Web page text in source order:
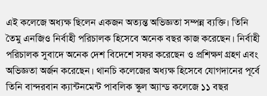
এই কলেজে অধ্যক্ষ ছিলেন একজন অত্যন্ত অভিজ্ঞতা সম্পন্ন ব্যক্তি। তিনি
তৈমু এনজিও নির্বাহী পরিচালক হিসেবে অনেক বছর কাজ করেছেন। নির্বাহী
পরিচালক সুবাদে অনেক দেশ বিদেশে সফর করেছেন ও প্রশিক্ষণ গ্রহণ এবং
অভিজ্ঞতা অর্জন করেছেন। থানচি কলেজের অধ্যক্ষ হিসেবে যোগদানের পূর্বে
তিনি বান্দরবান ক্যান্টনমেন্ট পাবলিক স্কুল অ্যান্ড কলেজে ১১ বছর